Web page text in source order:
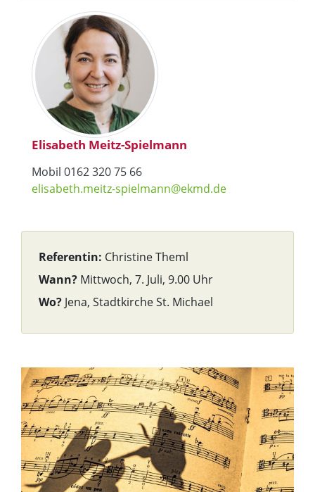
Elisabeth Meitz-Spielmann
Mobil 0162 320 75 66
elisabeth.meitz-spielmann@ekmd.de
Referentin: Christine Theml
Wann? Mittwoch, 7. Juli, 9.00 Uhr
Wo? Jena, Stadtkirche St. Michael